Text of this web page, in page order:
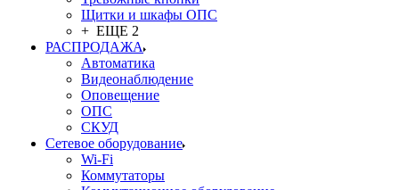
Щитки и шкафы ОПС
+ ЕЩЕ 2
РАСПРОДАЖА
Автоматика
Видеонаблюдение
Оповещение
ОПС
СКУД
Сетевое оборудование
Wi-Fi
Коммутаторы